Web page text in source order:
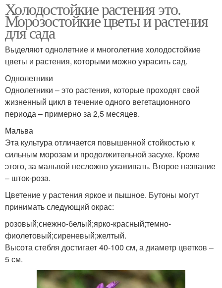
Холодостойкие растения это.
Морозостойкие цветы и растения
для сада
Выделяют однолетние и многолетние холодостойкие
цветы и растения, которыми можно украсить сад.
Однолетники
Однолетники – это растения, которые проходят свой
жизненный цикл в течение одного вегетационного
периода – примерно за 2,5 месяцев.
Мальва
Эта культура отличается повышенной стойкостью к
сильным морозам и продолжительной засухе. Кроме
этого, за мальвой несложно ухаживать. Второе название
– шток-роза.
Цветение у растения яркое и пышное. Бутоны могут
принимать следующий окрас:
розовый;снежно-белый;ярко-красный;темно-
фиолетовый;сиреневый;желтый.
Высота стебля достигает 40-100 см, а диаметр цветков –
5 см.